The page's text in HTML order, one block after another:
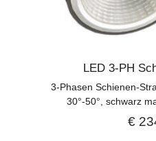
LED 3-PH
3-Phasen Schienen-
30°-50°, schwarz
€